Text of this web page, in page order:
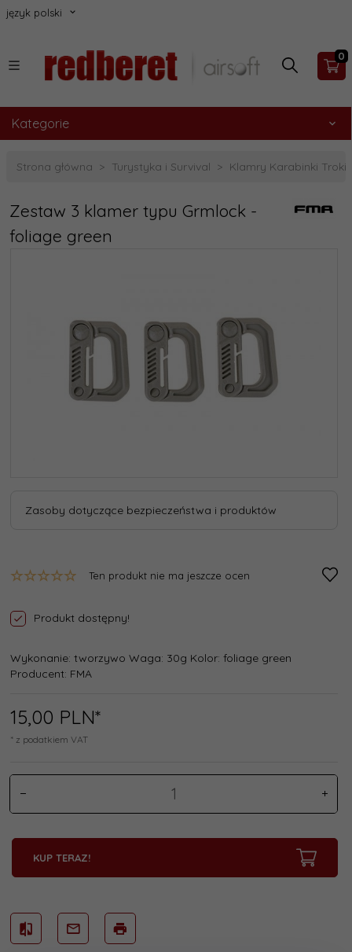
język polski
0
Kategorie
Strona główna Turystyka i Survival Klamry Karabinki Troki
Zestaw 3 klamer typu Grmlock -
foliage green
Zasoby dotyczące bezpieczeństwa i produktów
Ten produkt nie ma jeszcze ocen
Produkt dostępny!
Wykonanie: tworzywo Waga: 30g Kolor: foliage green
Producent: FMA
15,00 PLN*
* z podatkiem VAT
KUP TERAZ!